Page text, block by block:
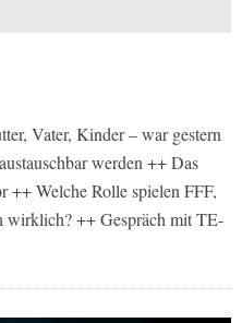
Vater, Kinder – war gestern
werden ++ Das
++ Welche Rolle spielen FFF,
wirklich? ++ Gespräch mit TE-